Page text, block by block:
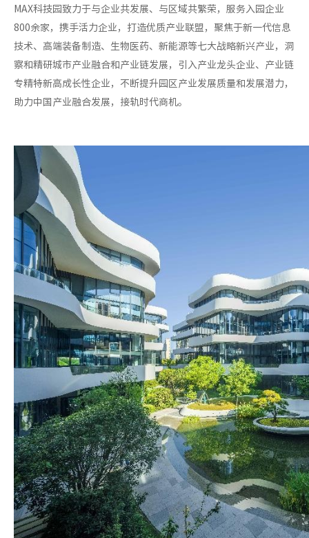
MAX科技园致力于与企业共发展、与区域共繁荣，服务入园企业
800余家，携手活力企业，打造优质产业联盟，聚焦于新一代信息
技术、高端装备制造、生物医药、新能源等七大战略新兴产业，洞
察和精研城市产业融合和产业链发展，引入产业龙头企业、产业链
专精特新高成长性企业，不断提升园区产业发展质量和发展潜力，
助力中国产业融合发展，接轨时代商机。